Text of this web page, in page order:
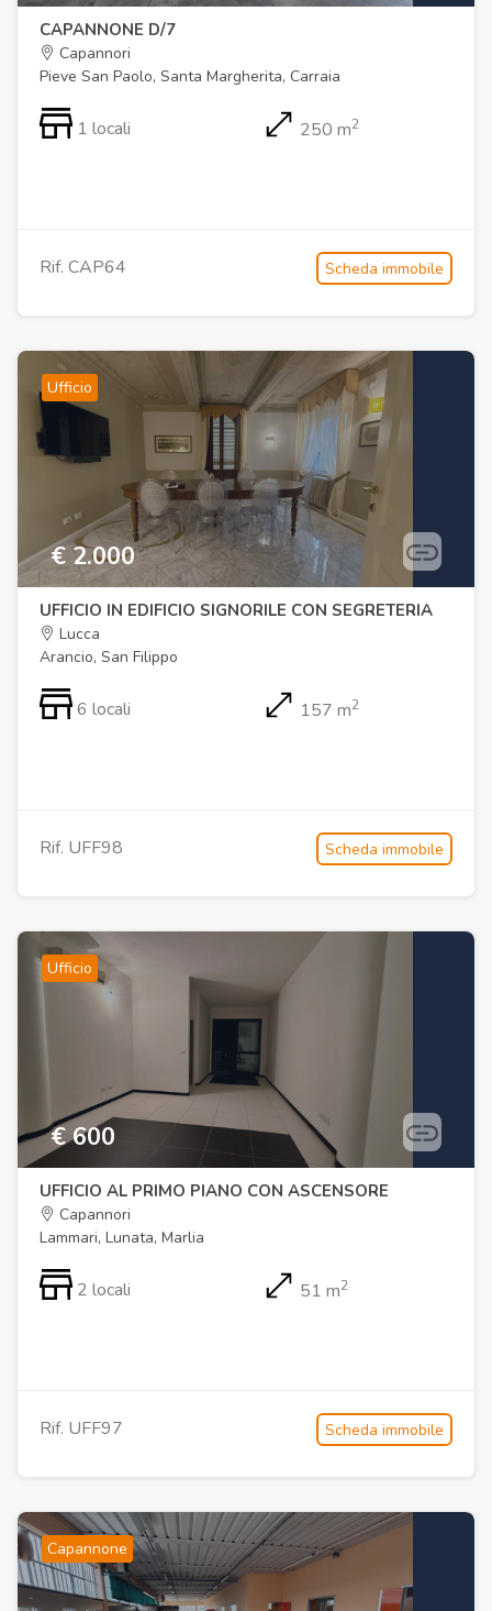
CAPANNONE D/7
Capannori
Pieve San Paolo, Santa Margherita, Carraia
1 locali 250 m2
Rif. CAP64 Scheda immobile
Ufficio
€ 2.000
UFFICIO IN EDIFICIO SIGNORILE CON SEGRETERIA
Lucca
Arancio, San Filippo
6 locali 157 m2
Rif. UFF98 Scheda immobile
Ufficio
€ 600
UFFICIO AL PRIMO PIANO CON ASCENSORE
Capannori
Lammari, Lunata, Marlia
2 locali 51 m2
Rif. UFF97 Scheda immobile
Capannone